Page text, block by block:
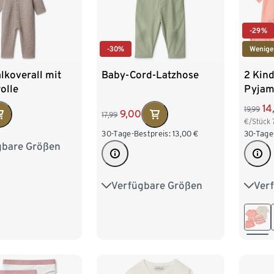
mit
Größen
62/68 74/80
-30%
Baby-Cord-Latzhose
17,99 9,00
30-Tage-Bestpreis: 13,00 €
Verfügbare Größen
62/68 74/80 86/92
-29%
2
19,99
€/Stück
30-
86/
110/